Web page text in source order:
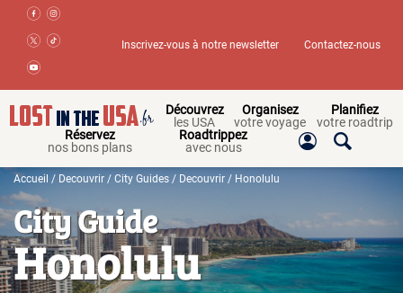
Inscrivez-vous à notre newsletter Contactez-nous
Découvrez
les USA
Organisez
votre voyage
Planifiez
votre roadtrip
Réservez
nos bons plans
Roadtrippez
avec nous
Accueil / Decouvrir / City Guides / Decouvrir / Honolulu
City Guide
Honolulu